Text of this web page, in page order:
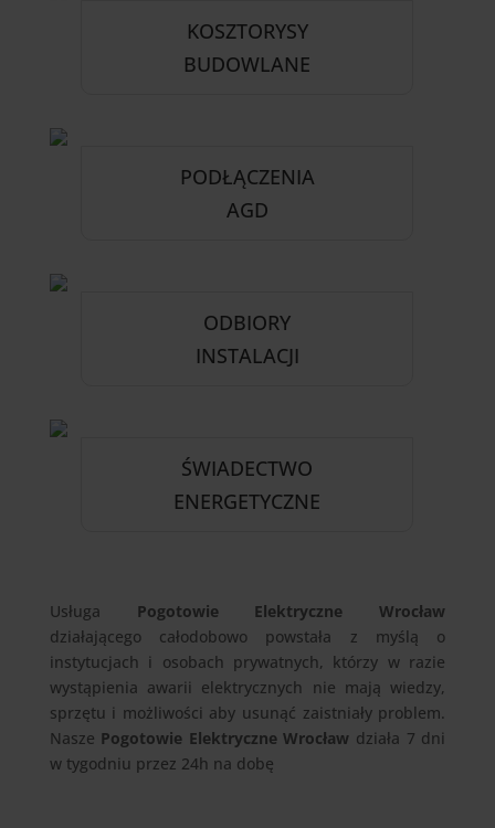
KOSZTORYSY
BUDOWLANE
PODŁĄCZENIA
AGD
ODBIORY
INSTALACJI
ŚWIADECTWO
ENERGETYCZNE
Usługa Pogotowie Elektryczne Wrocław
działającego całodobowo powstała z myślą o
instytucjach i osobach prywatnych, którzy w razie
wystąpienia awarii elektrycznych nie mają wiedzy,
sprzętu i możliwości aby usunąć zaistniały problem.
Nasze Pogotowie Elektryczne Wrocław działa 7 dni
w tygodniu przez 24h na dobę